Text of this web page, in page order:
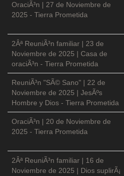
OraciÃ³n | 27 de Noviembre de
2025 - Tierra Prometida
2Âª ReuniÃ³n familiar | 23 de
Noviembre de 2025 | Casa de
oraciÃ³n - Tierra Prometida
ReuniÃ³n "SÃ© Sano" | 22 de
Noviembre de 2025 | JesÃºs
Hombre y Dios - Tierra Prometida
OraciÃ³n | 20 de Noviembre de
2025 - Tierra Prometida
2Âª ReuniÃ³n familiar | 16 de
Noviembre de 2025 | Dios suplirÃ¡